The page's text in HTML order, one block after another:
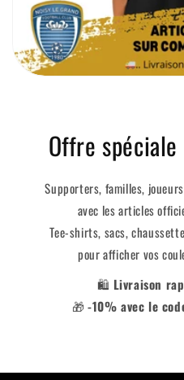
Offre
Supporters, familles,
avec les articles
Tee-shirts, sacs,
pour afficher vos
🛍️ Livraison
🎁-10% avec le